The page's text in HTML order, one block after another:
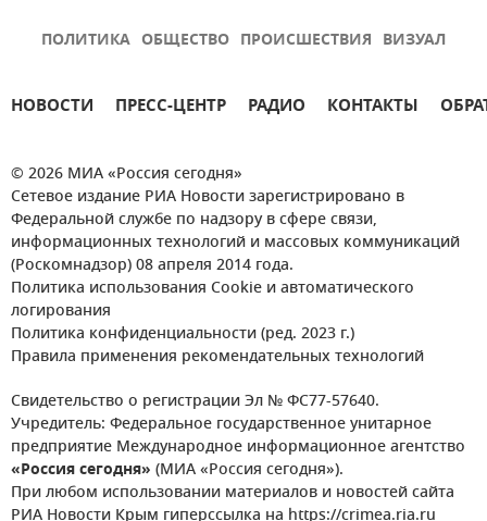
ПОЛИТИКА ОБЩЕСТВО ПРОИСШЕСТВИЯ ВИЗУАЛ
НОВОСТИ ПРЕСС-ЦЕНТР РАДИО КОНТАКТЫ
© 2026 МИА «Россия сегодня»
Сетевое издание РИА Новости зарегистрировано в
Федеральной службе по надзору в сфере связи,
информационных технологий и массовых коммуникаций
(Роскомнадзор) 08 апреля 2014 года.
Политика использования Cookie и автоматического
логирования
Политика конфиденциальности (ред. 2023 г.)
Правила применения рекомендательных технологий
Свидетельство о регистрации Эл № ФС77-57640.
Учредитель: Федеральное государственное унитарное
предприятие Международное информационное агентство
«Россия сегодня» (МИА «Россия сегодня»).
При любом использовании материалов и новостей сайта
РИА Новости Крым гиперссылка на https://crimea.ria.ru